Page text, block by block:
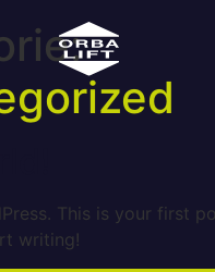
This is your first
writing!